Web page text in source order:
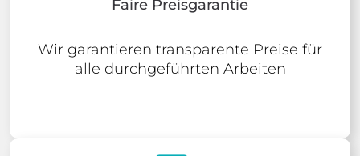
Faire Preisgarantie
Wir garantieren transparente Preise für
alle durchgeführten Arbeiten